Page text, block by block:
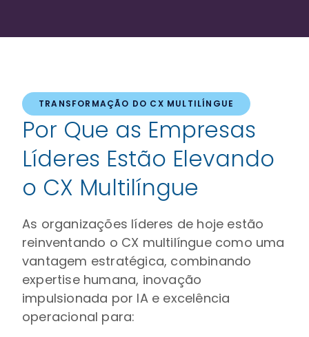
TRANSFORMAÇÃO DO CX MULTILÍNGUE
Por Que as Empresas
Líderes Estão Elevando
o CX Multilíngue
As organizações líderes de hoje estão
reinventando o CX multilíngue como uma
vantagem estratégica, combinando
expertise humana, inovação
impulsionada por IA e excelência
operacional para: